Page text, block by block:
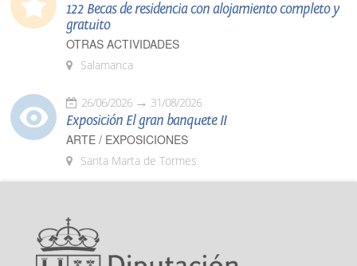
122 Becas de residencia con alojamiento completo y
gratuito
OTRAS ACTIVIDADES
Salamanca
26/06/2026 31/08/2026
Exposición El gran banquete II
ARTE / EXPOSICIONES
Santa Marta de Tormes